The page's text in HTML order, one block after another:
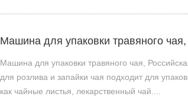
Машина для упаковки травяного
Машина для упаковки травяного чая,
для розлива и запайки чая подходит для
как чайные листья, лекарственный чай....